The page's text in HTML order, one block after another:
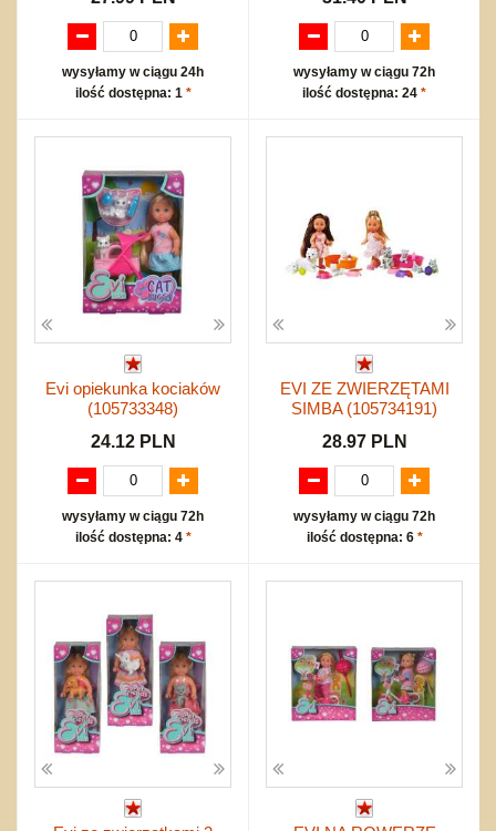
wysyłamy w ciągu 24h
ilość dostępna: 1 *
wysyłamy w ciągu 72h
ilość dostępna: 24 *
Evi opiekunka kociaków
(105733348)
24.12 PLN
wysyłamy w ciągu 72h
ilość dostępna: 4 *
EVI ZE ZWIERZĘTAMI
SIMBA (105734191)
28.97 PLN
wysyłamy w ciągu 72h
ilość dostępna: 6 *